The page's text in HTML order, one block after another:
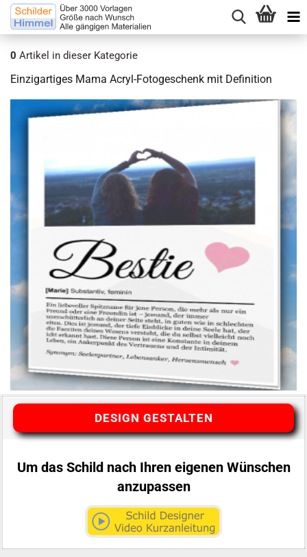
0 Artikel in dieser Kategorie
Einzigartiges Mama Acryl-Fotogeschenk mit Definition
DESIGN GESTALTEN
Um das Schild nach Ihren eigenen Wünschen
anzupassen